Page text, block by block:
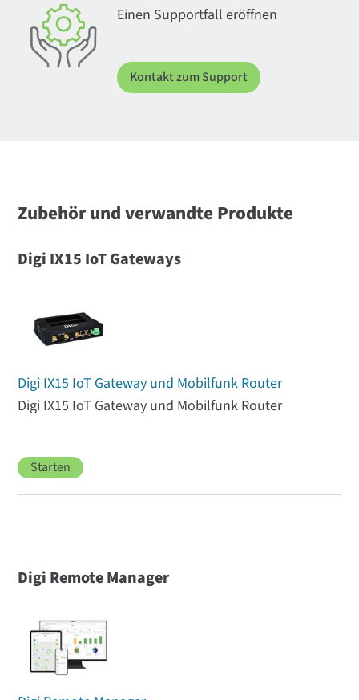
Einen Supportfall eröffnen
Kontakt zum Support
Zubehör und verwandte Produkte
Digi IX15 IoT Gateways
Digi IX15 IoT Gateway und Mobilfunk Router
Digi IX15 IoT Gateway und Mobilfunk Router
Starten
Digi Remote Manager